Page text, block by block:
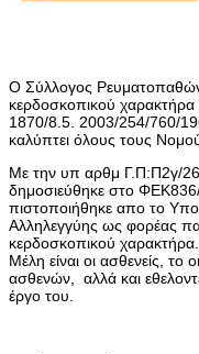
Ο Σύλλογος Ρευματοπαθών
κερδοσκοπικού
1870/8.5. 2003/254/760/
καλύπτει όλους τους
Με την υπ αρθμ Γ.Π:Π2γ/
δημοσιεύθηκε στο
πιστοποιήθηκε απο το
Αλληλεγγύης ως φορέας
κερδοσκοπικού χαρακτήρα.
Μέλη είναι οι ασθενείς, το
ασθενών, αλλά και
έργο του.